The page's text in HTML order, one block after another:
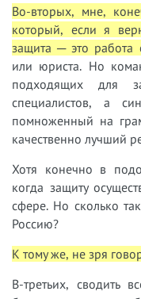
Во-вторых, мне,
который, если я
защита ─ это работа
или юриста. Но
подходящих для
специалистов, а
помноженный на
качественно лучший
Хотя конечно в
когда защиту
сфере. Но сколько
Россию?
К тому же, не зря
В-третьих, сводить